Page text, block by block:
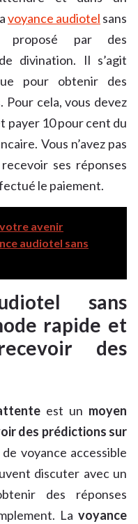
voyance audiotel sans
par des
divination. Il s’agit
pour obtenir des
Pour cela, vous devez
payer 10 pour cent du
Vous n’avez pas
ses réponses
le paiement.
avenir
audiotel sans
sans
rapide et
des
est un moyen
des prédictions sur
voyance accessible
discuter avec un
des réponses
La voyance